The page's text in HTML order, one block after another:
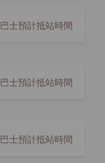
巴士預計抵站時間
巴士預計抵站時間
巴士預計抵站時間